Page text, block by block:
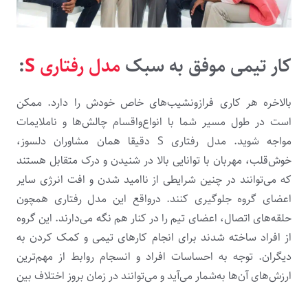
کار تیمی موفق به سبک مدل رفتاری S :
بالاخره هر کاری فرازونشیب‌های خاص خودش را دارد. ممکن
است در طول مسیر شما با انواع‌واقسام چالش‌ها و ناملایمات‌
مواجه شوید. مدل رفتاری S دقیقا همان مشاوران دلسوز،
خوش‌قلب، مهربان با توانایی بالا در شنیدن و درک متقابل هستند
که می‌توانند در چنین شرایطی از ناامید شدن و افت انرژی سایر
اعضای گروه جلوگیری کنند. درواقع این مدل رفتاری همچون
حلقه‌های اتصال، اعضای تیم را در کنار هم نگه می‌دارند. این گروه
از افراد ساخته شدند برای انجام کارهای تیمی و کمک کردن به
دیگران. توجه به احساسات افراد و انسجام روابط از مهم‌ترین
ارزش‌های آن‌ها به‌شمار می‌آید و می‌توانند در زمان بروز اختلاف بین